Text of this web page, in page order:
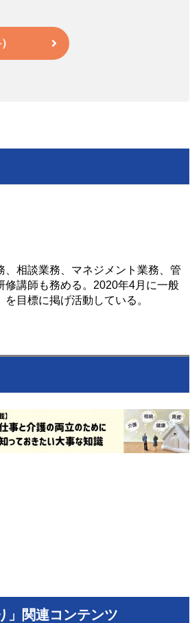
相談業務、マネジメント業務、管
講師も務める。2020年4月に一般
目標に掲げ活動している。
」関連コンテンツ